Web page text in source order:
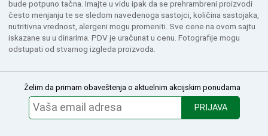
bude potpuno tačna. Imajte u vidu ipak da se prehrambreni proizvodi
često menjanju te se sledom navedenoga sastojci, količina sastojaka,
nutritivna vrednost, alergeni mogu promeniti. Sve cene na ovom sajtu
iskazane su u dinarima. PDV je uračunat u cenu. Fotografije mogu
odstupati od stvarnog izgleda proizvoda.
Želim da primam obaveštenja o aktuelnim akcijskim ponudama
PRIJAVA